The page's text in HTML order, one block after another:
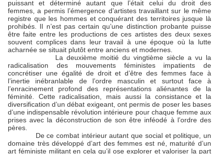
puissant et déterminé autant que l’était celui du droit des
femmes, a permis l’émergence d’artistes travaillant sur le même
registre que les hommes et conquérant des territoires jusque là
prohibés. Il n’est pas certain qu’une distinction probante puisse
être faite entre les productions de ces artistes des deux sexes
souvent complices dans leur travail à une époque où la lutte
acharnée se situait plutôt entre anciens et modernes.
La deuxième moitié du vingtième siècle a vu la
radicalisation des mouvements féministes impatients de
concrétiser une égalité de droit et d’être des femmes face à
l’inertie inébranlable de l’ordre masculin et surtout face à
l’enracinement profond des représentations aliénantes de la
féminité. Cette radicalisation, mais aussi la consistance et la
diversification d’un débat exigeant, ont permis de poser les bases
d’une indispensable révolution intérieure pour chaque femme aux
prises avec la déconstruction de son être inféodé à l’ordre des
pères.
De ce combat intérieur autant que social et politique, un
domaine très développé d’art des femmes est né, maturité d’un
art féministe militant en cela qu’il ose explorer et valoriser la part